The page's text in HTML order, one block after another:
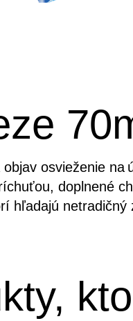
osvieženie
doplnené
hľadajú netradičný